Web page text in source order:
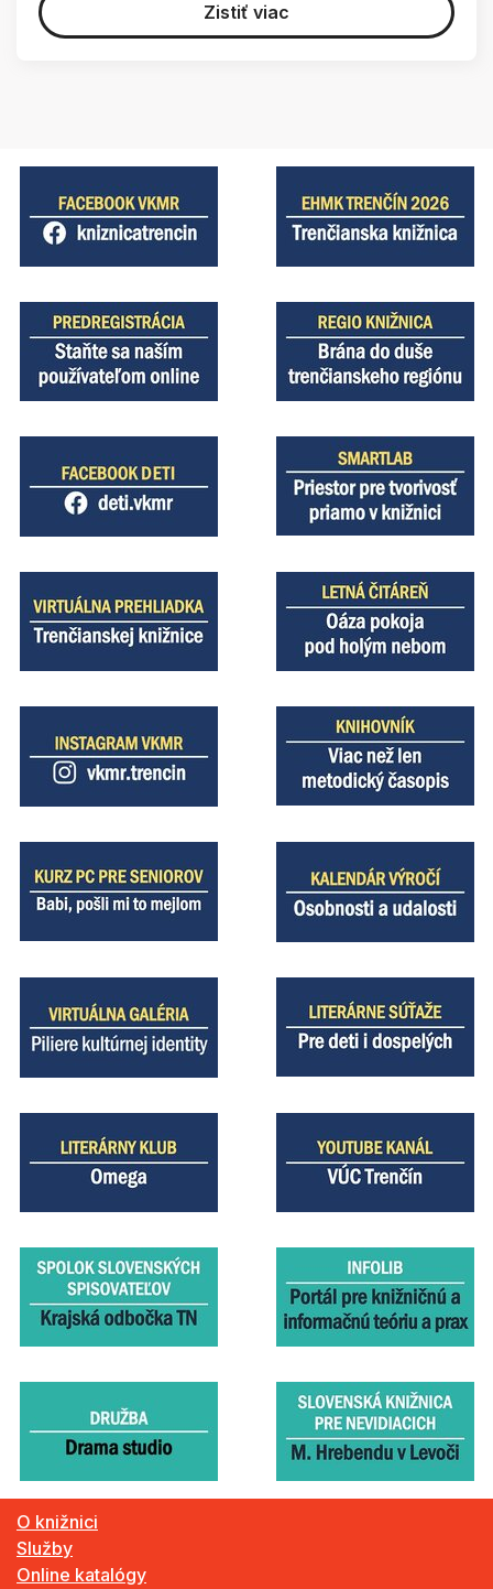
Zistiť viac
O knižnici
Služby
Online katalógy